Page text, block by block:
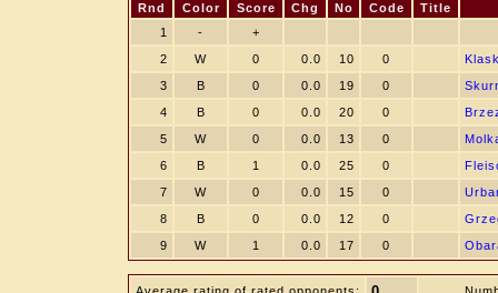
Rnd Color Score Chg No Code
Title
1
-
+
2
W 0 0.0 10 0
3
B 0 0.0 19 0
4
B 0 0.0 20 0
5
W 0 0.0 13 0
6
B 1 0.0 25 0
7
W 0 0.0 15 0
8
B 0 0.0 12 0
9
W 1 0.0 17 0